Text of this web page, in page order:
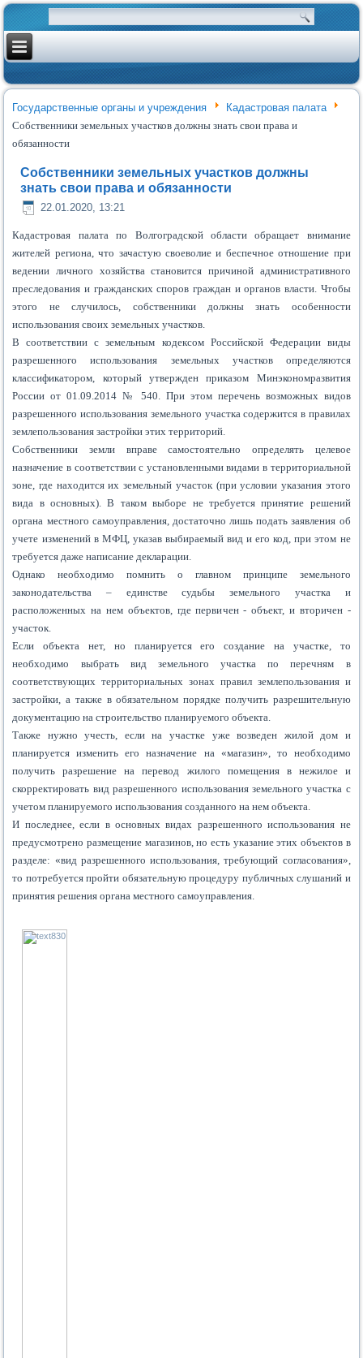
Государственные органы и учреждения
Кадастровая палата
Собственники земельных участков должны знать свои права и
обязанности
Собственники земельных участков должны
знать свои права и обязанности
22.01.2020, 13:21
Кадастровая палата по Волгоградской области обращает внимание
жителей региона, что зачастую своеволие и беспечное отношение при
ведении личного хозяйства становится причиной административного
преследования и гражданских споров граждан и органов власти. Чтобы
этого не случилось, собственники должны знать особенности
использования своих земельных участков.
В соответствии с земельным кодексом Российской Федерации виды
разрешенного использования земельных участков определяются
классификатором, который утвержден приказом Минэкономразвития
России от 01.09.2014 № 540. При этом перечень возможных видов
разрешенного использования земельного участка содержится в правилах
землепользования застройки этих территорий.
Собственники земли вправе самостоятельно определять целевое
назначение в соответствии с установленными видами в территориальной
зоне, где находится их земельный участок (при условии указания этого
вида в основных). В таком выборе не требуется принятие решений
органа местного самоуправления, достаточно лишь подать заявления об
учете изменений в МФЦ, указав выбираемый вид и его код, при этом не
требуется даже написание декларации.
Однако необходимо помнить о главном принципе земельного
законодательства – единстве судьбы земельного участка и
расположенных на нем объектов, где первичен - объект, и вторичен -
участок.
Если объекта нет, но планируется его создание на участке, то
необходимо выбрать вид земельного участка по перечням в
соответствующих территориальных зонах правил землепользования и
застройки, а также в обязательном порядке получить разрешительную
документацию на строительство планируемого объекта.
Также нужно учесть, если на участке уже возведен жилой дом и
планируется изменить его назначение на «магазин», то необходимо
получить разрешение на перевод жилого помещения в нежилое и
скорректировать вид разрешенного использования земельного участка с
учетом планируемого использования созданного на нем объекта.
И последнее, если в основных видах разрешенного использования не
предусмотрено размещение магазинов, но есть указание этих объектов в
разделе: «вид разрешенного использования, требующий согласования»,
то потребуется пройти обязательную процедуру публичных слушаний и
принятия решения органа местного самоуправления.